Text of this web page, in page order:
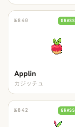
№840 GRASS
Applin
カジッチュ
№842 GRASS